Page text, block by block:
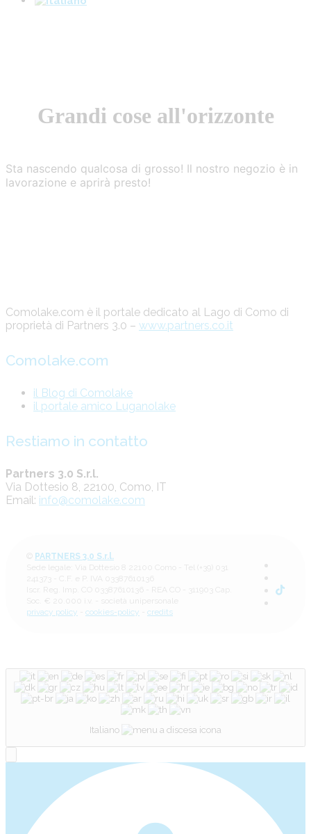
Grandi cose all'orizzonte
Sta nascendo qualcosa di grosso! Il nostro negozio è in
lavorazione e aprirà presto!
Comolake.com è il portale dedicato al Lago di Como di
proprietà di Partners 3.0 – www.partners.co.it
Comolake.com
il Blog di Comolake
il portale amico Luganolake
Restiamo in contatto
Partners 3.0 S.r.l.
Via Dottesio 8, 22100, Como, IT
Email: info@comolake.com
PARTNERS 3.0 S.r.l.
Sede legale: Via Dottesio 8 22100 Como - Tel (+39) 031
241373 - C.F. e P. IVA 03387610136
Iscr. Reg. Imp. CO 03387610136 - REA CO - 311903 Cap.
Soc. € 20.000 i.v. - società unipersonale
privacy policy
cookies-policy credits
Italiano